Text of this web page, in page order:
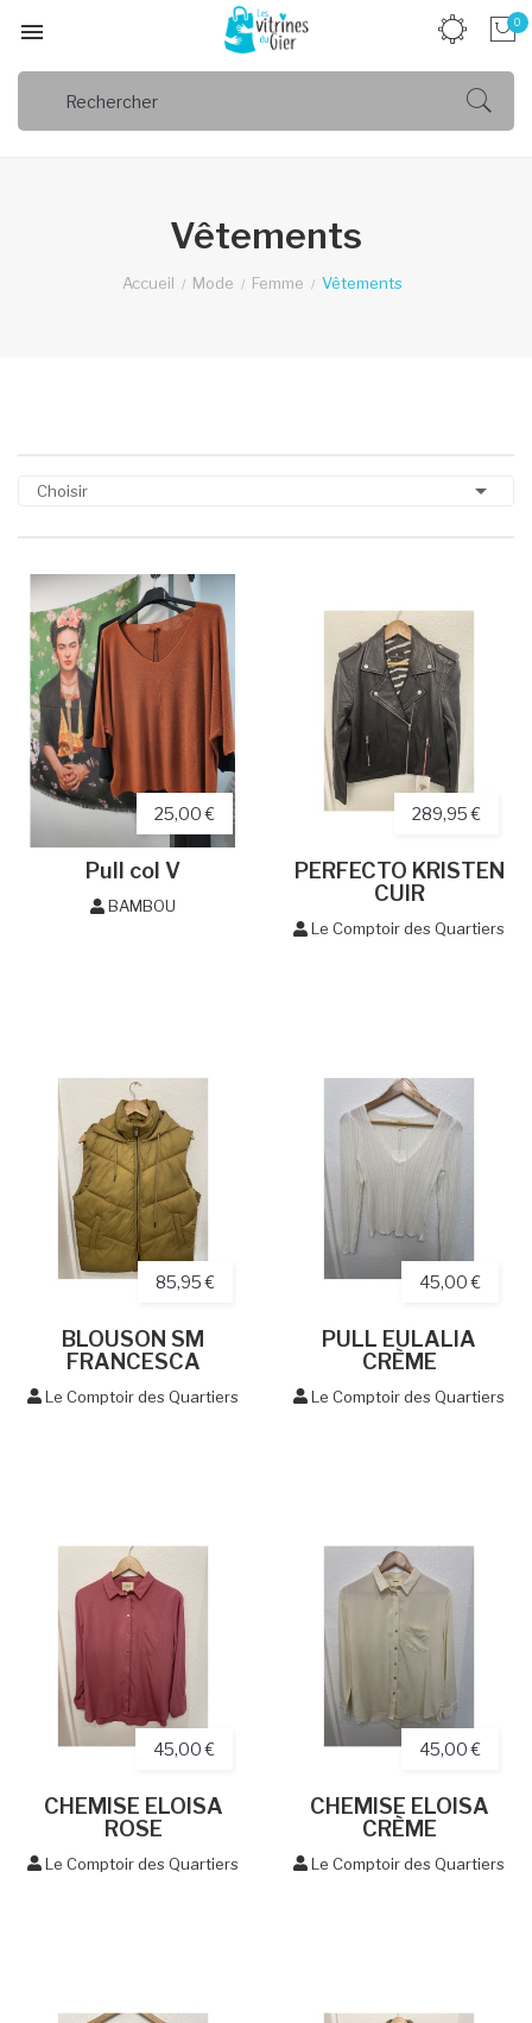
 0
Vêtements
Accueil Mode Femme Vêtements
Choisir 
25,00 €
Pull col V
BAMBOU
289,95 €
PERFECTO KRISTEN
CUIR
Le Comptoir des Quartiers
85,95 €
BLOUSON SM
FRANCESCA
Le Comptoir des Quartiers
45,00 €
PULL EULALIA
CRÈME
Le Comptoir des Quartiers
45,00 €
CHEMISE ELOISA
ROSE
Le Comptoir des Quartiers
45,00 €
CHEMISE ELOISA
CRÈME
Le Comptoir des Quartiers